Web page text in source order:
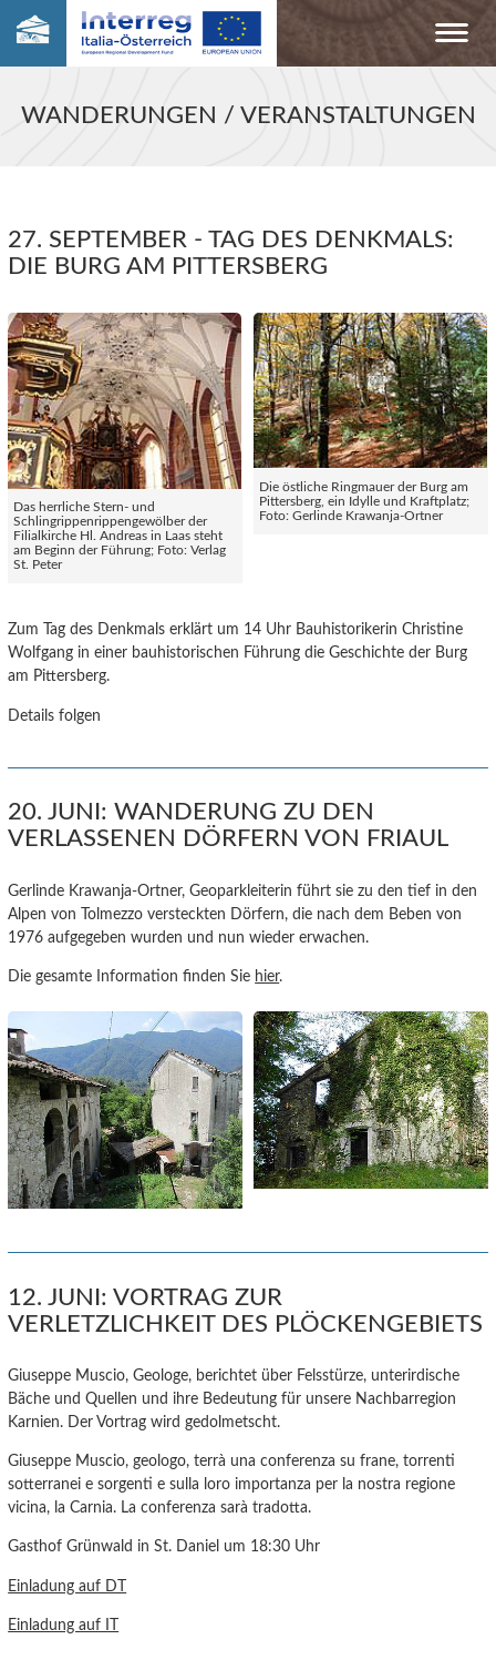
WANDERUNGEN / VERANSTALTUNGEN
27. SEPTEMBER - TAG DES DENKMALS:
DIE BURG AM PITTERSBERG
Das herrliche Stern- und
Schlingrippenrippengewölber der
Filialkirche Hl. Andreas in Laas steht
am Beginn der Führung; Foto: Verlag
St. Peter
Die östliche Ringmauer der Burg am
Pittersberg, ein Idylle und Kraftplatz;
Foto: Gerlinde Krawanja-Ortner
Zum Tag des Denkmals erklärt um 14 Uhr Bauhistorikerin Christine
Wolfgang in einer bauhistorischen Führung die Geschichte der Burg
am Pittersberg.
Details folgen
20. JUNI: WANDERUNG ZU DEN
VERLASSENEN DÖRFERN VON FRIAUL
Gerlinde Krawanja-Ortner, Geoparkleiterin führt sie zu den tief in den
Alpen von Tolmezzo versteckten Dörfern, die nach dem Beben von
1976 aufgegeben wurden und nun wieder erwachen.
Die gesamte Information finden Sie hier.
12. JUNI: VORTRAG ZUR
VERLETZLICHKEIT DES PLÖCKENGEBIETS
Giuseppe Muscio, Geologe, berichtet über Felsstürze, unterirdische
Bäche und Quellen und ihre Bedeutung für unsere Nachbarregion
Karnien. Der Vortrag wird gedolmetscht.
Giuseppe Muscio, geologo, terrà una conferenza su frane, torrenti
sotterranei e sorgenti e sulla loro importanza per la nostra regione
vicina, la Carnia. La conferenza sarà tradotta.
Gasthof Grünwald in St. Daniel um 18:30 Uhr
Einladung auf DT
Einladung auf IT